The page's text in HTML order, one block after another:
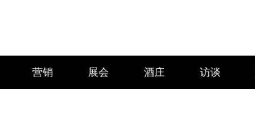
营销 展会 酒庄 访谈